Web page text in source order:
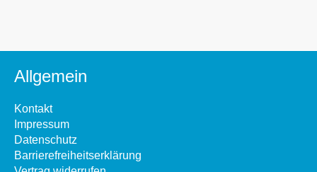
Allgemein
Kontakt
Impressum
Datenschutz
Barrierefreiheitserklärung